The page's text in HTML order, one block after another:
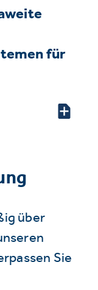
für
über
Sie